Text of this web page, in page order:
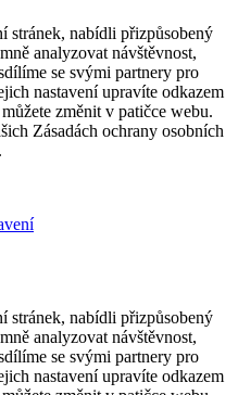
stránek, nabídli přizpůsobený
analyzovat návštěvnost,
se svými partnery pro
nastavení upravíte odkazem
změnit v patičce webu.
Zásadách ochrany osobních
stránek, nabídli přizpůsobený
analyzovat návštěvnost,
se svými partnery pro
nastavení upravíte odkazem